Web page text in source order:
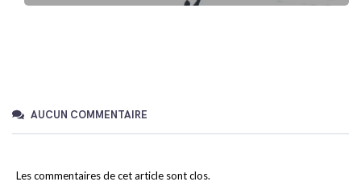
AUCUN COMMENTAIRE
Les commentaires de cet article sont clos.